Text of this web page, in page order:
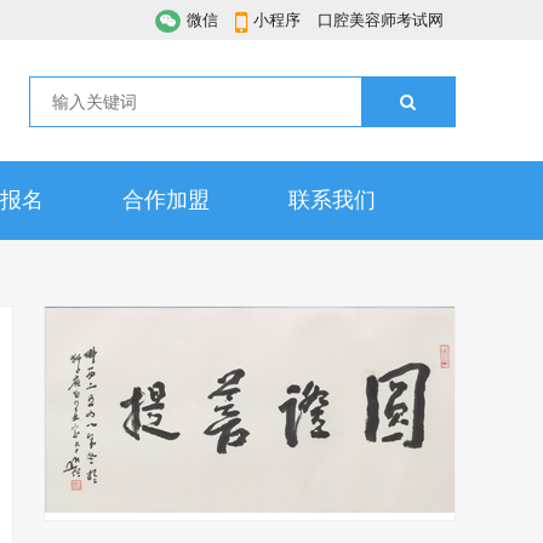
微信 小程序 口腔美容师考试网
名 合作加盟 联系我们